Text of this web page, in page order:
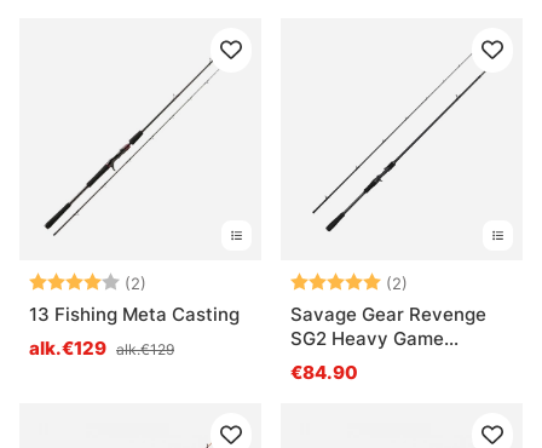
Arvio: (2)
4.0 5:sta tähdestä
13 Fishing Meta Casting
alk.€129 alk.€129
Arvio: (2)
Savage Gear Revenge
SG2 Heavy Game
Casting
€84.90